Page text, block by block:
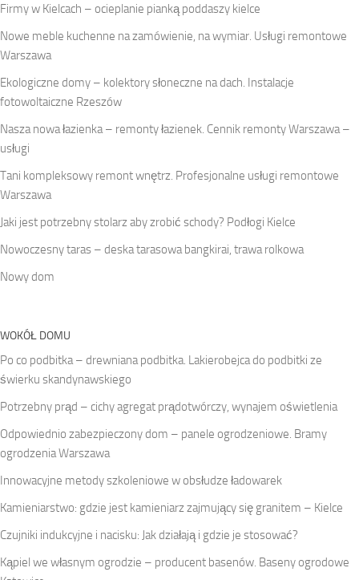
Firmy w Kielcach – ocieplanie pianką poddaszy kielce
Nowe meble kuchenne na zamówienie, na wymiar. Usługi remontowe
Warszawa
Ekologiczne domy – kolektory słoneczne na dach. Instalacje
fotowoltaiczne Rzeszów
Nasza nowa łazienka – remonty łazienek. Cennik remonty Warszawa –
usługi
Tani kompleksowy remont wnętrz. Profesjonalne usługi remontowe
Warszawa
Jaki jest potrzebny stolarz aby zrobić schody? Podłogi Kielce
Nowoczesny taras – deska tarasowa bangkirai, trawa rolkowa
Nowy dom
WOKÓŁ DOMU
Po co podbitka – drewniana podbitka. Lakierobejca do podbitki ze
świerku skandynawskiego
Potrzebny prąd – cichy agregat prądotwórczy, wynajem oświetlenia
Odpowiednio zabezpieczony dom – panele ogrodzeniowe. Bramy
ogrodzenia Warszawa
Innowacyjne metody szkoleniowe w obsłudze ładowarek
Kamieniarstwo: gdzie jest kamieniarz zajmujący się granitem – Kielce
Czujniki indukcyjne i nacisku: Jak działają i gdzie je stosować?
Kąpiel we własnym ogrodzie – producent basenów. Baseny ogrodowe